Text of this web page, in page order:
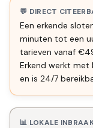
💬 DIRECT
Een erkende
minuten tot een
tarieven vanaf
Erkend werkt met
en is 24/7
📊 LOKALE